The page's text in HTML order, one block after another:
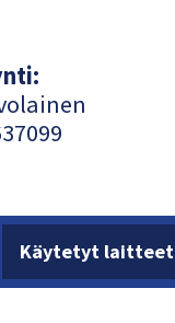
Käytetyt laitteet